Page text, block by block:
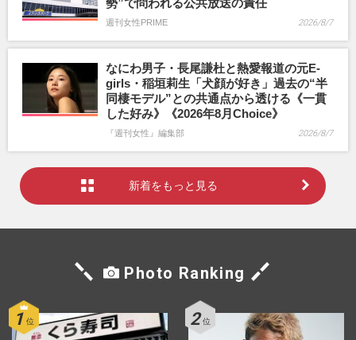
週刊女性PRIME 2026/8/7
なにわ男子・長尾謙杜と熱愛報道の元E-
girls・稲垣莉生「犬顔が好き」過去の“半
同棲モデル”との共通点から透ける《一貫
した好み》《2026年8月Choice》
『週刊女性』編集部 2026/8/7
新着をもっと見る
Photo Ranking